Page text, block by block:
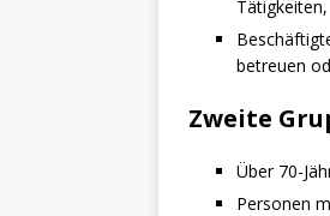
Tätigkeiten,
betreuen
Zweite
Über 70-
Personen